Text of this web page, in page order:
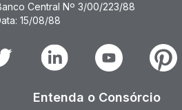
Central Nº 3/00/223/88
15/08/88
Linkedin Youtube
Entenda o Consórcio